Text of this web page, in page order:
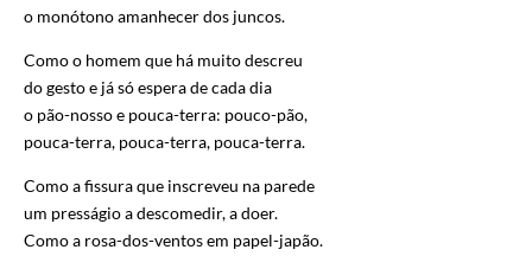
o monótono amanhecer dos juncos.
Como o homem que há muito descreu
do gesto e já só espera de cada dia
o pão-nosso e pouca-terra: pouco-pão,
pouca-terra, pouca-terra, pouca-terra.
Como a fissura que inscreveu na parede
um presságio a descomedir, a doer.
Como a rosa-dos-ventos em papel-japão.